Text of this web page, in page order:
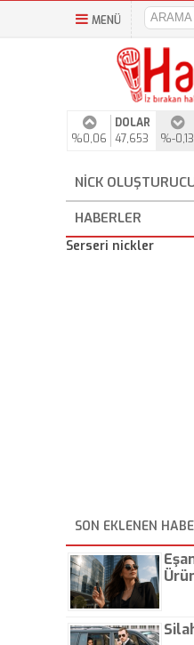
MENÜ
%0,06
DOLAR
47,653
%-0,13
NICK
HABERLER
Serseri nickler
SON EKLENEN